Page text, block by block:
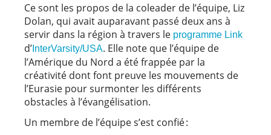
Ce sont les propos de la coleader de l’équipe, Liz
Dolan, qui avait auparavant passé deux ans à
servir dans la région à travers le programme Link
d’ InterVarsity/USA. Elle note que l’équipe de
l’Amérique du Nord a été frappée par la
créativité dont font preuve les mouvements de
l’Eurasie pour surmonter les différents
obstacles à l’évangélisation.
Un membre de l’équipe s’est confié :